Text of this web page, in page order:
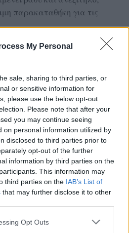
My Personal
sale, sharing to third parties, or
or sensitive information for
please use the below opt-out
Please note that after your
you may continue seeing
on personal information utilized by
disclosed to third parties prior to
opt-out of the further
information by third parties on the
This information may
third parties on the IAB’s List of
that may further disclose it to other
Opt Outs
παρακαταθήκη για τις
μας στα αποτελέσματα
on Google ↗
πρίζα
και ένα